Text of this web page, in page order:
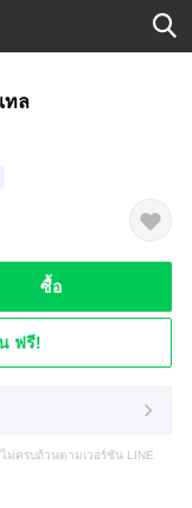
ทล
ซื้อ
ฟรี!
ม่ครบถ้วนตามเวอร์ชัน LINE